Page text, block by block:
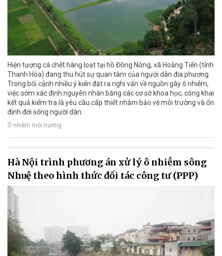
Hiện tượng cá chết hàng loạt tại hồ Đồng Nững, xã Hoằng Tiến (tỉnh
Thanh Hóa) đang thu hút sự quan tâm của người dân địa phương.
Trong bối cảnh nhiều ý kiến đặt ra nghi vấn về nguồn gây ô nhiễm,
việc sớm xác định nguyên nhân bằng các cơ sở khoa học, công khai
kết quả kiểm tra là yêu cầu cấp thiết nhằm bảo vệ môi trường và ổn
định đời sống người dân.
Ô nhiễm môi trường
Hà Nội trình phương án xử lý ô nhiễm sông
Nhuệ theo hình thức đối tác công tư (PPP)